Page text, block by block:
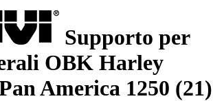
Supporto per
OBK Harley
America 1250 (21)